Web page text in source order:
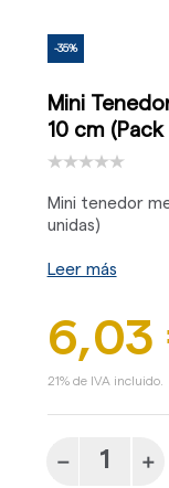
-35%
Mini
10 cm
Mini tenedor
unidas)
Leer más
6,03
21% de IVA incluido.